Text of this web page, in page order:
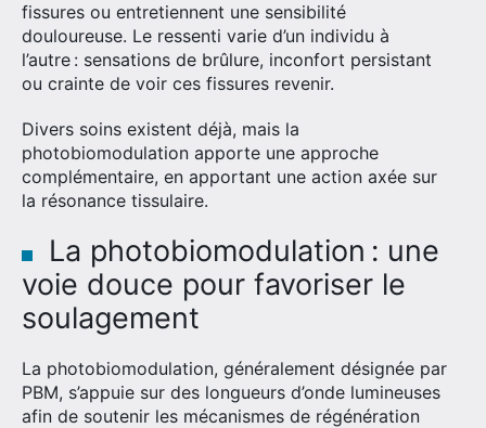
fissures ou entretiennent une sensibilité
douloureuse. Le ressenti varie d’un individu à
l’autre : sensations de brûlure, inconfort persistant
ou crainte de voir ces fissures revenir.
Divers soins existent déjà, mais la
photobiomodulation apporte une approche
complémentaire, en apportant une action axée sur
la résonance tissulaire.
La photobiomodulation : une
voie douce pour favoriser le
soulagement
La photobiomodulation, généralement désignée par
PBM, s’appuie sur des longueurs d’onde lumineuses
afin de soutenir les mécanismes de régénération